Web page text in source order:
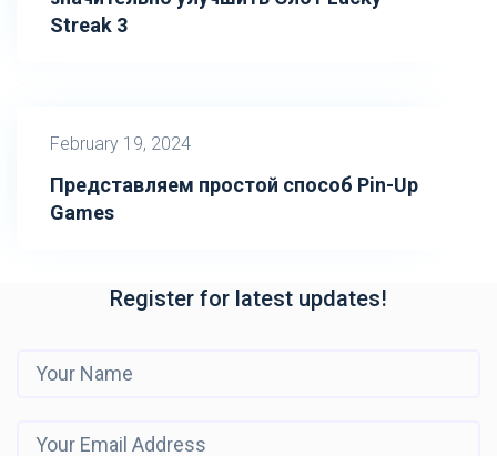
Streak 3
February 19, 2024
Представляем простой способ Pin-Up
Games
Register for latest updates!